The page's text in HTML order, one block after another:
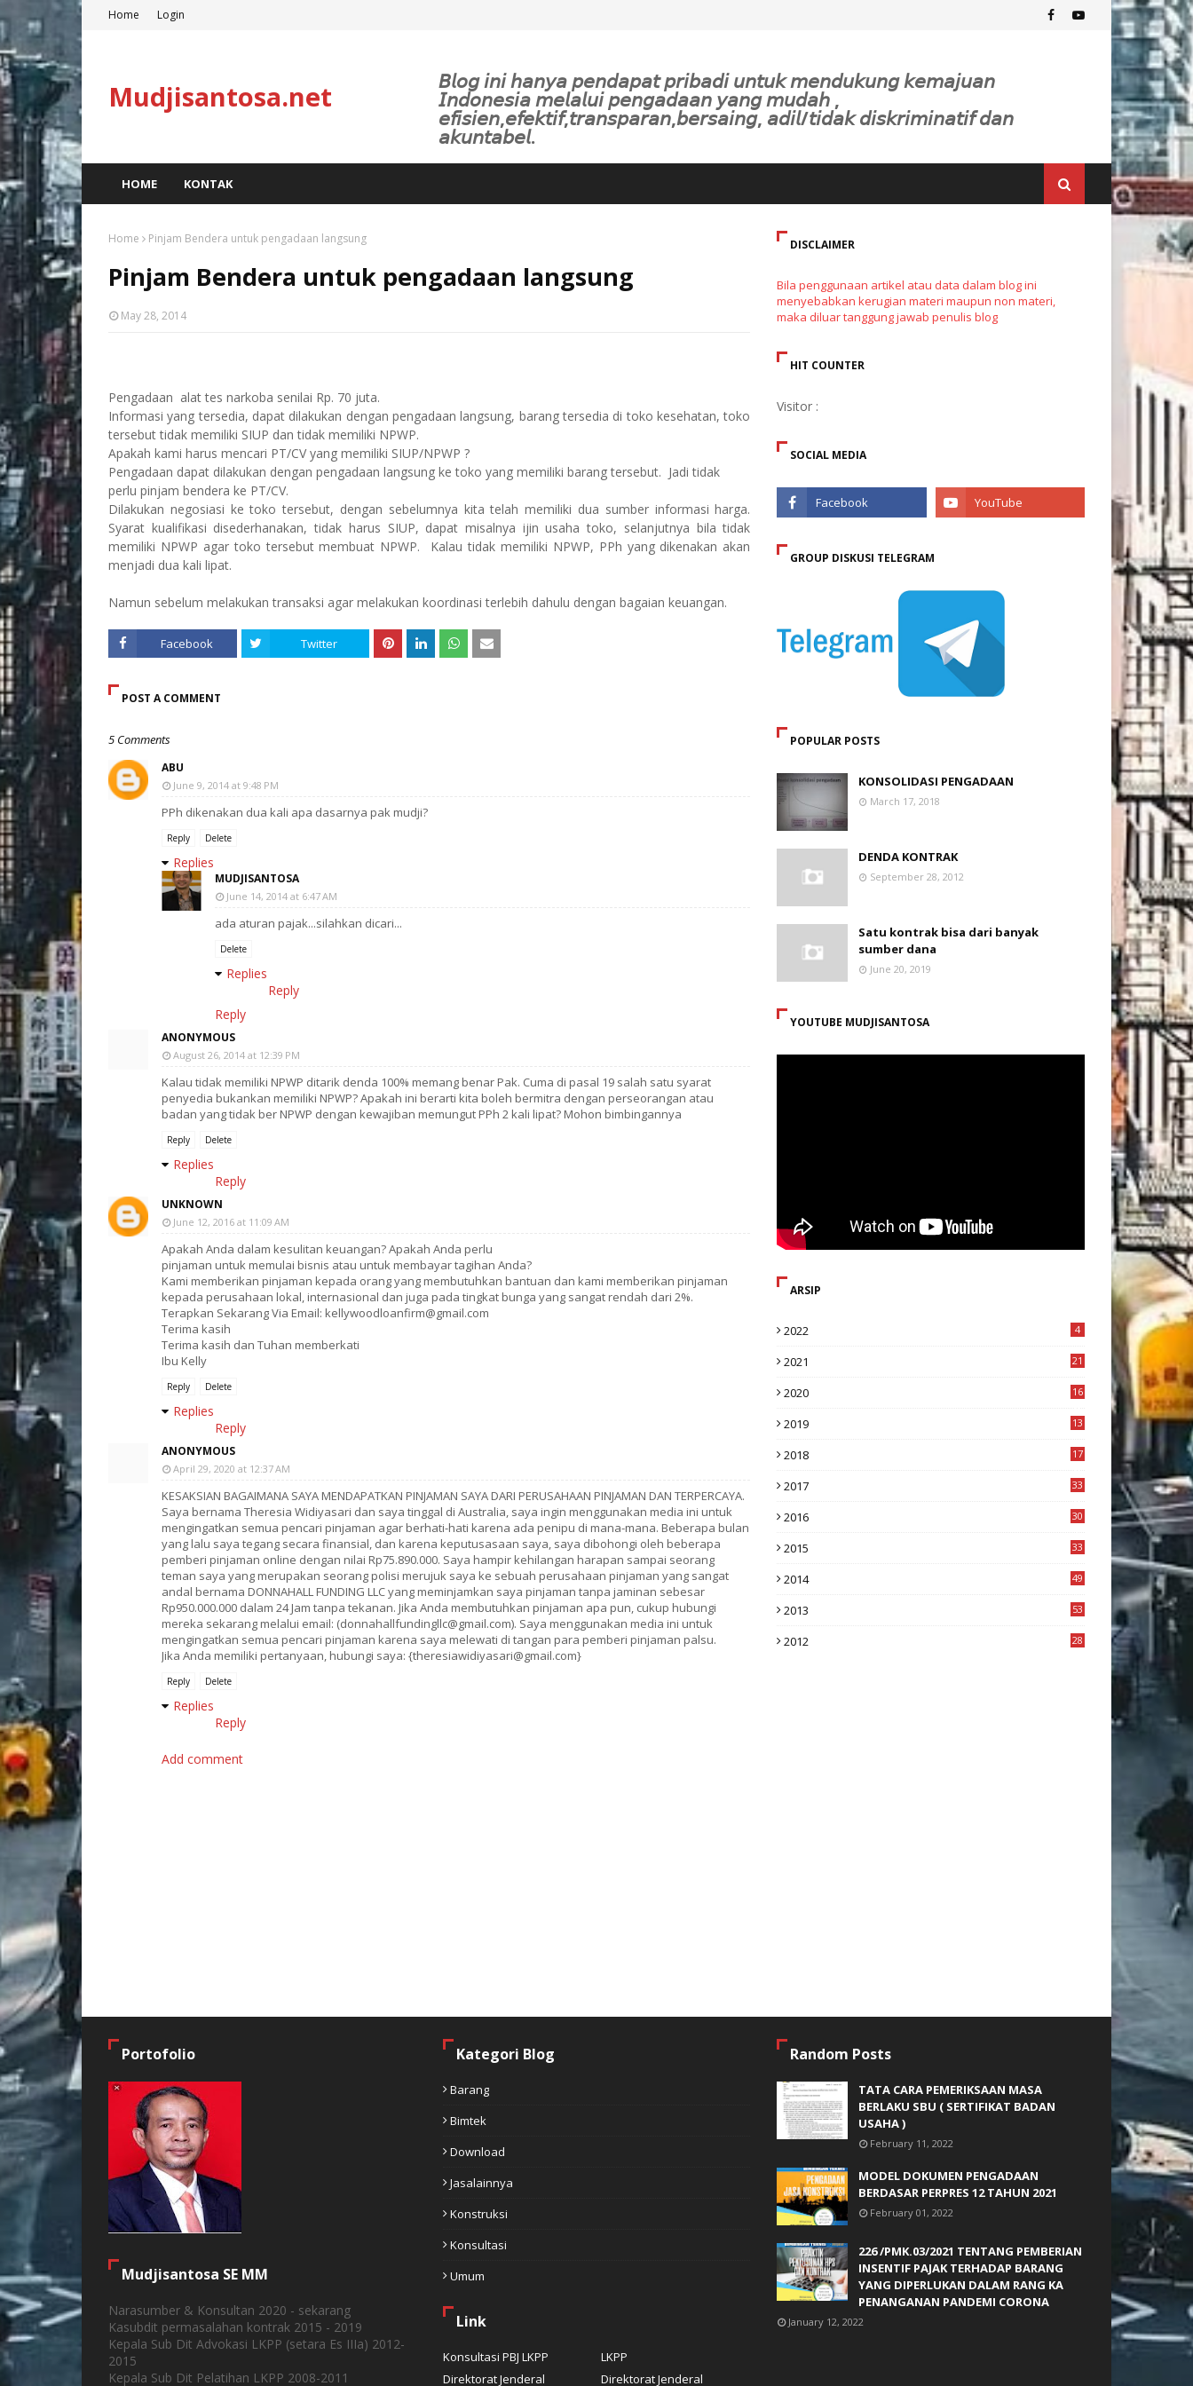
Home Login
Mudjisantosa.net 𝘉𝘭𝘰𝘨 𝘪𝘯𝘪 𝘩𝘢𝘯𝘺𝘢 𝘱𝘦𝘯𝘥𝘢𝘱𝘢𝘵 𝘱𝘳𝘪𝘣𝘢𝘥𝘪 𝘶𝘯𝘵𝘶𝘬 𝘮𝘦𝘯𝘥𝘶𝘬𝘶𝘯𝘨 𝘬𝘦𝘮𝘢𝘫𝘶𝘢𝘯
𝘐𝘯𝘥𝘰𝘯𝘦𝘴𝘪𝘢 𝘮𝘦𝘭𝘢𝘭𝘶𝘪 𝘱𝘦𝘯𝘨𝘢𝘥𝘢𝘢𝘯 𝘺𝘢𝘯𝘨 𝘮𝘶𝘥𝘢𝘩 ,
𝘦𝘧𝘪𝘴𝘪𝘦𝘯,𝘦𝘧𝘦𝘬𝘵𝘪𝘧,𝘵𝘳𝘢𝘯𝘴𝘱𝘢𝘳𝘢𝘯,𝘣𝘦𝘳𝘴𝘢𝘪𝘯𝘨, 𝘢𝘥𝘪𝘭/𝘵𝘪𝘥𝘢𝘬 𝘥𝘪𝘴𝘬𝘳𝘪𝘮𝘪𝘯𝘢𝘵𝘪𝘧 𝘥𝘢𝘯
𝘢𝘬𝘶𝘯𝘵𝘢𝘣𝘦𝘭.
HOME KONTAK
Home Pinjam Bendera untuk pengadaan langsung
Pinjam Bendera untuk pengadaan langsung
May 28, 2014
Pengadaan alat tes narkoba senilai Rp. 70 juta.
Informasi yang tersedia, dapat dilakukan dengan pengadaan langsung, barang tersedia di toko kesehatan, toko
tersebut tidak memiliki SIUP dan tidak memiliki NPWP.
Apakah kami harus mencari PT/CV yang memiliki SIUP/NPWP ?
Pengadaan dapat dilakukan dengan pengadaan langsung ke toko yang memiliki barang tersebut. Jadi tidak
perlu pinjam bendera ke PT/CV.
Dilakukan negosiasi ke toko tersebut, dengan sebelumnya kita telah memiliki dua sumber informasi harga.
Syarat kualifikasi disederhanakan, tidak harus SIUP, dapat misalnya ijin usaha toko, selanjutnya bila tidak
memiliki NPWP agar toko tersebut membuat NPWP.
Kalau tidak memiliki NPWP, PPh yang dikenakan akan
menjadi dua kali lipat.
Namun sebelum melakukan transaksi agar melakukan koordinasi terlebih dahulu dengan bagaian keuangan.
Facebook Twitter
POST A COMMENT
5 Comments
ABU
June 9, 2014 at 9:48 PM
PPh dikenakan dua kali apa dasarnya pak mudji?
Reply Delete
Replies
MUDJISANTOSA
June 14, 2014 at 6:47 AM
ada aturan pajak...silahkan dicari...
Delete
Replies
Reply
Reply
ANONYMOUS
August 26, 2014 at 12:39 PM
Kalau tidak memiliki NPWP ditarik denda 100% memang benar Pak. Cuma di pasal 19 salah satu syarat
penyedia bukankan memiliki NPWP? Apakah ini berarti kita boleh bermitra dengan perseorangan atau
badan yang tidak ber NPWP dengan kewajiban memungut PPh 2 kali lipat? Mohon bimbingannya
Reply Delete
Replies
Reply
UNKNOWN
June 12, 2016 at 11:09 AM
Apakah Anda dalam kesulitan keuangan? Apakah Anda perlu
pinjaman untuk memulai bisnis atau untuk membayar tagihan Anda?
Kami memberikan pinjaman kepada orang yang membutuhkan bantuan dan kami memberikan pinjaman
kepada perusahaan lokal, internasional dan juga pada tingkat bunga yang sangat rendah dari 2%.
Terapkan Sekarang Via Email: kellywoodloanfirm@gmail.com
Terima kasih
Terima kasih dan Tuhan memberkati
Ibu Kelly
Reply Delete
Replies
Reply
ANONYMOUS
April 29, 2020 at 12:37 AM
KESAKSIAN BAGAIMANA SAYA MENDAPATKAN PINJAMAN SAYA DARI PERUSAHAAN PINJAMAN DAN TERPERCAYA.
Saya bernama Theresia Widiyasari dan saya tinggal di Australia, saya ingin menggunakan media ini untuk
mengingatkan semua pencari pinjaman agar berhati-hati karena ada penipu di mana-mana. Beberapa bulan
yang lalu saya tegang secara finansial, dan karena keputusasaan saya, saya dibohongi oleh beberapa
pemberi pinjaman online dengan nilai Rp75.890.000. Saya hampir kehilangan harapan sampai seorang
teman saya yang merupakan seorang polisi merujuk saya ke sebuah perusahaan pinjaman yang sangat
andal bernama DONNAHALL FUNDING LLC yang meminjamkan saya pinjaman tanpa jaminan sebesar
Rp950.000.000 dalam 24 Jam tanpa tekanan. Jika Anda membutuhkan pinjaman apa pun, cukup hubungi
mereka sekarang melalui email: (donnahallfundingllc@gmail.com). Saya menggunakan media ini untuk
mengingatkan semua pencari pinjaman karena saya melewati di tangan para pemberi pinjaman palsu.
Jika Anda memiliki pertanyaan, hubungi saya: {theresiawidiyasari@gmail.com}
Reply Delete
Replies
Reply
Add comment
DISCLAIMER
Bila penggunaan artikel atau data dalam blog ini
menyebabkan kerugian materi maupun non materi,
maka diluar tanggung jawab penulis blog
HIT COUNTER
Visitor :
SOCIAL MEDIA
GROUP DISKUSI TELEGRAM
POPULAR POSTS
KONSOLIDASI PENGADAAN
March 17, 2018
DENDA KONTRAK
September 28, 2012
Satu kontrak bisa dari banyak
sumber dana
June 20, 2019
YOUTUBE MUDJISANTOSA
ARSIP
2022 4
2021 21
2020
16
2019
13
2018
17
2017
33
2016
30
2015
33
2014
49
2013
53
2012
28
Portofolio
Mudjisantosa SE MM
Narasumber & Konsultan 2020 - sekarang
Kasubdit permasalahan kontrak 2015 - 2019
Kepala Sub Dit Advokasi LKPP (setara Es IIIa) 2012-
2015
Kepala Sub Dit Pelatihan LKPP 2008-2011
Kategori Blog
Barang
Bimtek
Download
Jasalainnya
Konstruksi
Konsultasi
Umum
Link
Konsultasi PBJ LKPP
LKPP
Direktorat Jenderal
Direktorat Jenderal
Random Posts
TATA CARA PEMERIKSAAN MASA
BERLAKU SBU ( SERTIFIKAT BADAN
USAHA )
February 11, 2022
MODEL DOKUMEN PENGADAAN
BERDASAR PERPRES 12 TAHUN 2021
February 01, 2022
226 /PMK.03/2021 TENTANG PEMBERIAN
INSENTIF PAJAK TERHADAP BARANG
YANG DIPERLUKAN DALAM RANG KA
PENANGANAN PANDEMI CORONA
January 12, 2022